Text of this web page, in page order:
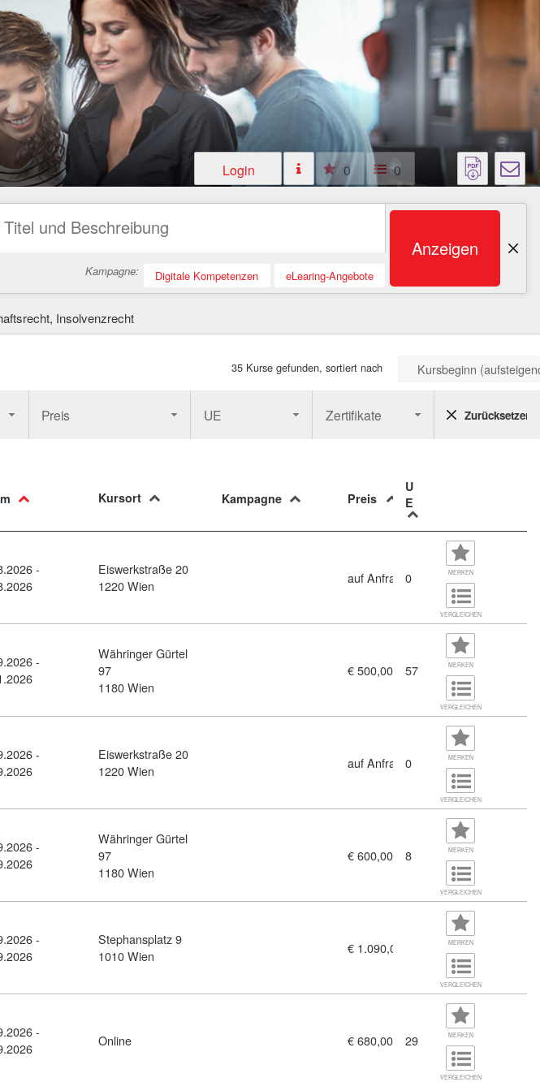
Login 0 0
Kampagne: Digitale Kompetenzen eLearing-Angebote
Anzeigen
Insolvenzrecht
35 Kurse gefunden, sortiert nach Kursbeginn
Preis UE Zertifikate Zurücksetzen
Kursort Kampagne Preis
U
E
(10515973)
-
Eiswerkstraße 20
1220 Wien
auf Anfrage0 MERKEN
VERGLEICHEN
-
Währinger Gürtel
97
1180 Wien
€ 500,00 57 MERKEN
VERGLEICHEN
-
Eiswerkstraße 20
1220 Wien
auf Anfrage0 MERKEN
VERGLEICHEN
Einsatz von KI nach dem EU AI Act (11379670)
-
Währinger Gürtel
97
1180 Wien
€ 600,00 8 MERKEN
VERGLEICHEN
Handlungsbedarf für Arbeitgeber:innen (11361783)
-
Stephansplatz 9
1010 Wien
€ 1.090,00 MERKEN
VERGLEICHEN
des gewerberechtlichen Betriebsanlagenmanagements - Basismodul (11380503)
-
Online € 680,00 29 MERKEN
VERGLEICHEN